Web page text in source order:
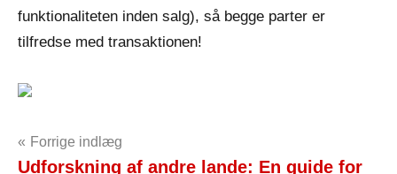
funktionaliteten inden salg), så begge parter er
tilfredse med transaktionen!
Indlægsnavigation
Forrige indlæg
Udforskning af andre lande: En guide for